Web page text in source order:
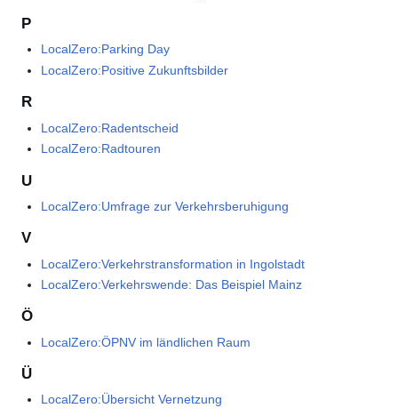
P
LocalZero:Parking Day
LocalZero:Positive Zukunftsbilder
R
LocalZero:Radentscheid
LocalZero:Radtouren
U
LocalZero:Umfrage zur Verkehrsberuhigung
V
LocalZero:Verkehrstransformation in Ingolstadt
LocalZero:Verkehrswende: Das Beispiel Mainz
Ö
LocalZero:ÖPNV im ländlichen Raum
Ü
LocalZero:Übersicht Vernetzung